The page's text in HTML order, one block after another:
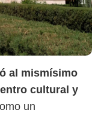
al mismísimo
cultural y
un